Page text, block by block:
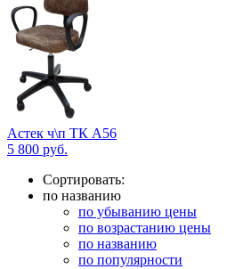
Астек ч\п ТК А56
5 800 руб.
Сортировать:
по названию
по убыванию цены
по возрастанию цены
по названию
по популярности